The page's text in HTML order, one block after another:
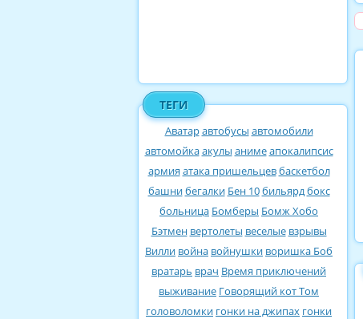
ТЕГИ
Аватаравтобусы автомобили
автомойкаакулы анимеапокалипсис
армия атака пришельцевбаскетбол
башнибегалки Бен 10бильярдбокс
больница Бомберы Бомж Хобо
Бэтмен вертолеты веселые взрывы
Вилли война войнушки воришка Боб
вратарь врач Время приключений
выживание Говорящий кот Том
головоломки гонки на джипах гонки